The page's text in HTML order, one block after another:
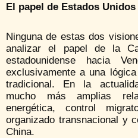
El papel de Estados Unidos
Ninguna de estas dos
analizar el papel de la
estadounidense hacia
exclusivamente a una
tradicional. En la
mucho más amplias
energética, control
organizado transnacional y
China.